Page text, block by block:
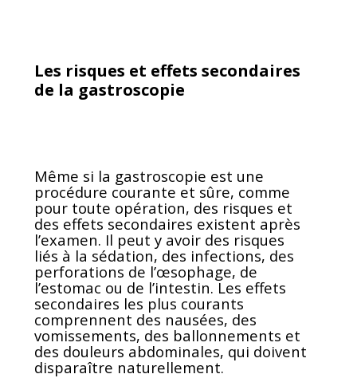
Les risques et effets secondaires
de la gastroscopie
Même si la gastroscopie est une
procédure courante et sûre, comme
pour toute opération, des risques et
des effets secondaires existent après
l’examen. Il peut y avoir des risques
liés à la sédation, des infections, des
perforations de l’œsophage, de
l’estomac ou de l’intestin. Les effets
secondaires les plus courants
comprennent des nausées, des
vomissements, des ballonnements et
des douleurs abdominales, qui doivent
disparaître naturellement.